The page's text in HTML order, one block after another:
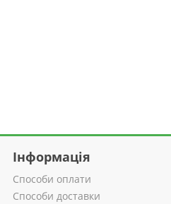
Інформація
Способи оплати
Способи доставки